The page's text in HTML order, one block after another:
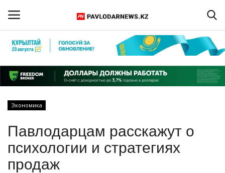
Регистрация
Главная
ПАВЛОДАРСКАЯ ОБЛАСТЬ
КАЗАХСТАН
Экономика
Павлодарцам расскажут о
психологии и стратегиях
продаж